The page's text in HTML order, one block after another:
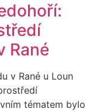
Rané
v Rané u Loun
tématem bylo